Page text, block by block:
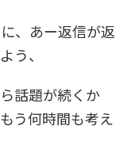
、あー返信が返
う、
話題が続くか
う何時間も考え